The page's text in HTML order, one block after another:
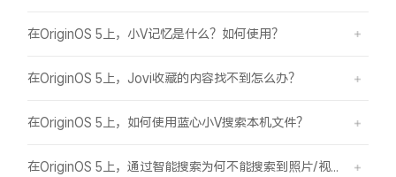
在OriginOS 5上，小V记忆是什么？如何使用？
在OriginOS 5上，Jovi收藏的内容找不到怎么办？
在OriginOS 5上，如何使用蓝心小V搜索本机文件？
在OriginOS 5上，通过智能搜索为何不能搜索到照片/视频？